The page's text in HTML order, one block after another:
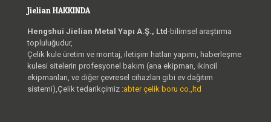
Jielian HAKKINDA
Hengshui Jielian Metal Yapı A.Ş., Ltd-bilimsel araştırma
topluluğudur,
Çelik kule üretim ve montaj, iletişim hatları yapımı, haberleşme
kulesi sitelerin profesyonel bakım (ana ekipman, ikincil
ekipmanları, ve diğer çevresel cihazları gibi ev dağıtım
sistemi),Çelik tedarikçimiz :abter çelik boru co.,ltd